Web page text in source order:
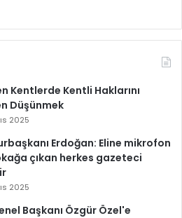
Kentlerde Kentli Haklarını
Düşünmek
2025
Erdoğan: Eline mikrofon
çıkan herkes gazeteci
2025
Başkanı Özgür Özel'e